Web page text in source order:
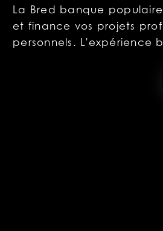
La Bred banque
et finance vos projets
personnels. L'expérience